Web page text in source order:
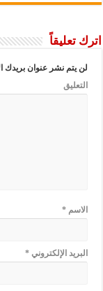
اترك تعليقاً
لن يتم نشر عنوان بريدك
التعليق
الاسم*
البريد الإلكتروني*